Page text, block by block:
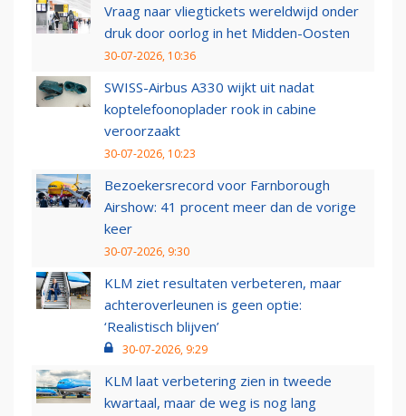
Vraag naar vliegtickets wereldwijd onder
druk door oorlog in het Midden-Oosten
30-07-2026, 10:36
SWISS-Airbus A330 wijkt uit nadat
koptelefoonoplader rook in cabine
veroorzaakt
30-07-2026, 10:23
Bezoekersrecord voor Farnborough
Airshow: 41 procent meer dan de vorige
keer
30-07-2026, 9:30
KLM ziet resultaten verbeteren, maar
achteroverleunen is geen optie:
‘Realistisch blijven’
30-07-2026, 9:29
KLM laat verbetering zien in tweede
kwartaal, maar de weg is nog lang